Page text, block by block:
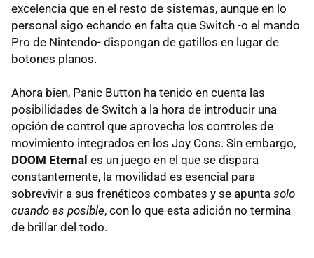
excelencia que en el resto de sistemas, aunque en lo
personal sigo echando en falta que Switch -o el mando
Pro de Nintendo- dispongan de gatillos en lugar de
botones planos.
Ahora bien, Panic Button ha tenido en cuenta las
posibilidades de Switch a la hora de introducir una
opción de control que aprovecha los controles de
movimiento integrados en los Joy Cons. Sin embargo,
DOOM Eternal es un juego en el que se dispara
constantemente, la movilidad es esencial para
sobrevivir a sus frenéticos combates y se apunta solo
cuando es posible, con lo que esta adición no termina
de brillar del todo.